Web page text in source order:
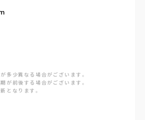
多少異なる場合がございます。
が前後する場合がございます。
となります。